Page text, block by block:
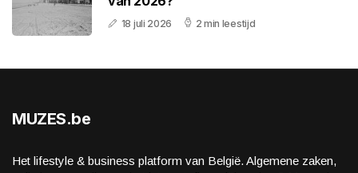
18 juli 2026 2 min leestijd
MUZES.be
Het lifestyle & business platform van België. Algemene zaken,